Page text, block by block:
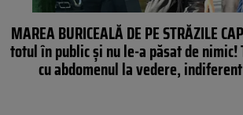
MAREA BURICEALĂ DE PE STRĂZILE
totul în public și nu le-a păsat de nimic!
cu abdomenul la vedere,